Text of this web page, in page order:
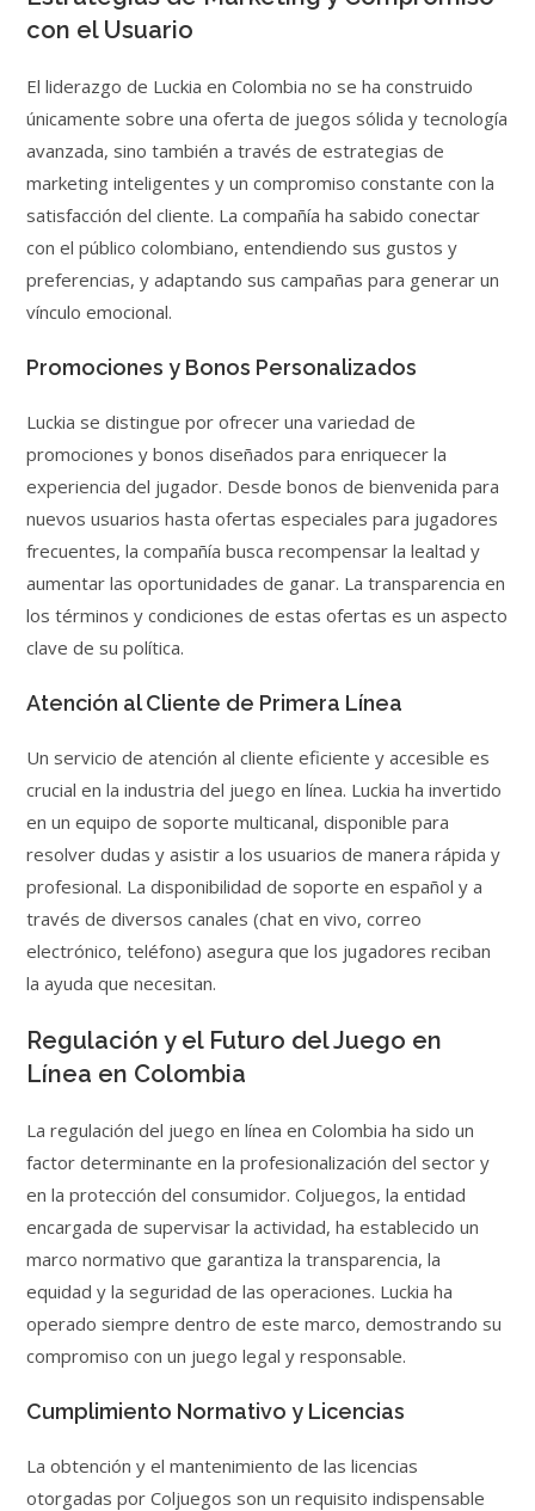
con el Usuario
El liderazgo de Luckia en Colombia no se ha construido
únicamente sobre una oferta de juegos sólida y tecnología
avanzada, sino también a través de estrategias de
marketing inteligentes y un compromiso constante con la
satisfacción del cliente. La compañía ha sabido conectar
con el público colombiano, entendiendo sus gustos y
preferencias, y adaptando sus campañas para generar un
vínculo emocional.
Promociones y Bonos Personalizados
Luckia se distingue por ofrecer una variedad de
promociones y bonos diseñados para enriquecer la
experiencia del jugador. Desde bonos de bienvenida para
nuevos usuarios hasta ofertas especiales para jugadores
frecuentes, la compañía busca recompensar la lealtad y
aumentar las oportunidades de ganar. La transparencia en
los términos y condiciones de estas ofertas es un aspecto
clave de su política.
Atención al Cliente de Primera Línea
Un servicio de atención al cliente eficiente y accesible es
crucial en la industria del juego en línea. Luckia ha invertido
en un equipo de soporte multicanal, disponible para
resolver dudas y asistir a los usuarios de manera rápida y
profesional. La disponibilidad de soporte en español y a
través de diversos canales (chat en vivo, correo
electrónico, teléfono) asegura que los jugadores reciban
la ayuda que necesitan.
Regulación y el Futuro del Juego en
Línea en Colombia
La regulación del juego en línea en Colombia ha sido un
factor determinante en la profesionalización del sector y
en la protección del consumidor. Coljuegos, la entidad
encargada de supervisar la actividad, ha establecido un
marco normativo que garantiza la transparencia, la
equidad y la seguridad de las operaciones. Luckia ha
operado siempre dentro de este marco, demostrando su
compromiso con un juego legal y responsable.
Cumplimiento Normativo y Licencias
La obtención y el mantenimiento de las licencias
otorgadas por Coljuegos son un requisito indispensable